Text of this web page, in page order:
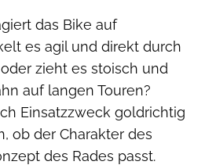
das Bike auf
es agil und direkt durch
zieht es stoisch und
auf langen Touren?
Einsatzzweck goldrichtig
ob der Charakter des
des Rades passt.